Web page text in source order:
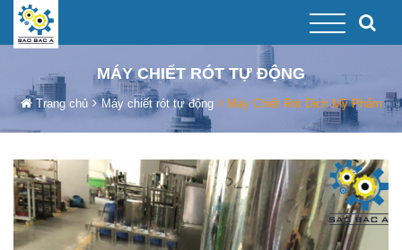
MÁY CHIẾT RÓT TỰ ĐỘNG
Trang chủ Máy chiết rót tự động Máy Chiết Rót Dịch Mỹ Phẩm